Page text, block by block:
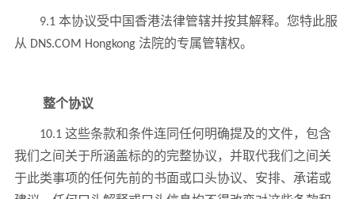
9.1 本协议受中国香港法律管辖并按其解释。您特此服
从 DNS.COM Hongkong 法院的专属管辖权。
整个协议
10.1 这些条款和条件连同任何明确提及的文件，包含
我们之间关于所涵盖标的的完整协议，并取代我们之间关
于此类事项的任何先前的书面或口头协议、安排、承诺或